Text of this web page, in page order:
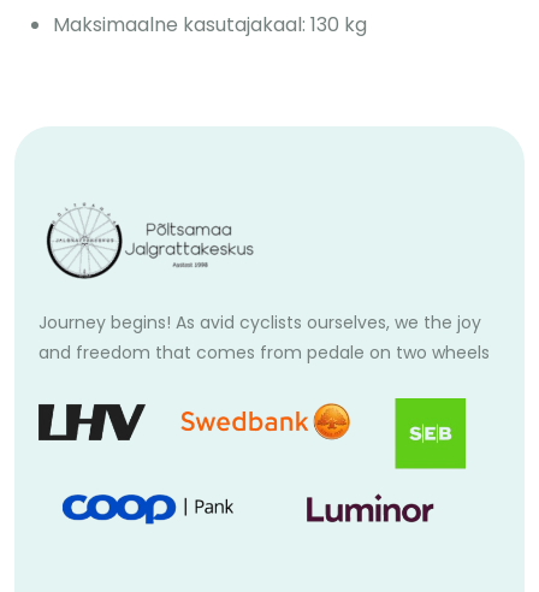
Maksimaalne kasutajakaal: 130 kg
Journey begins! As avid cyclists ourselves, we the joy
and freedom that comes from pedale on two wheels